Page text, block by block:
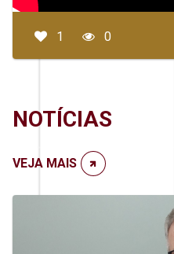
1 0
NOTÍCIAS
VEJA MAIS